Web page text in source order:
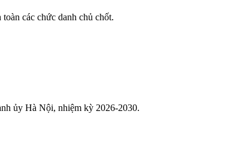
các chức danh chủ chốt.
ủy Hà Nội, nhiệm kỳ 2026-2030.